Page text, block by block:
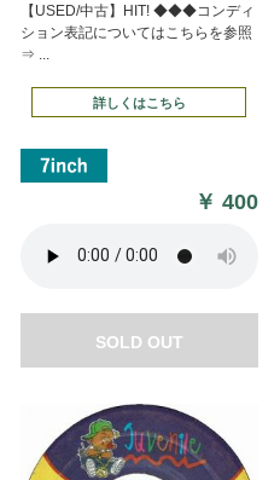
【USED/中古】HIT! ◆◆◆コンディ
ション表記についてはこちらを参照
⇒ ...
詳しくはこちら
￥400
SOLD OUT